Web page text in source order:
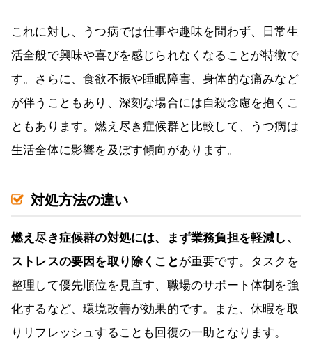
これに対し、うつ病では仕事や趣味を問わず、日常生
活全般で興味や喜びを感じられなくなることが特徴で
す。さらに、食欲不振や睡眠障害、身体的な痛みなど
が伴うこともあり、深刻な場合には自殺念慮を抱くこ
ともあります。燃え尽き症候群と比較して、うつ病は
生活全体に影響を及ぼす傾向があります。
対処方法の違い
燃え尽き症候群の対処には、まず業務負担を軽減し、
ストレスの要因を取り除くことが重要です。タスクを
整理して優先順位を見直す、職場のサポート体制を強
化するなど、環境改善が効果的です。また、休暇を取
りリフレッシュすることも回復の一助となります。